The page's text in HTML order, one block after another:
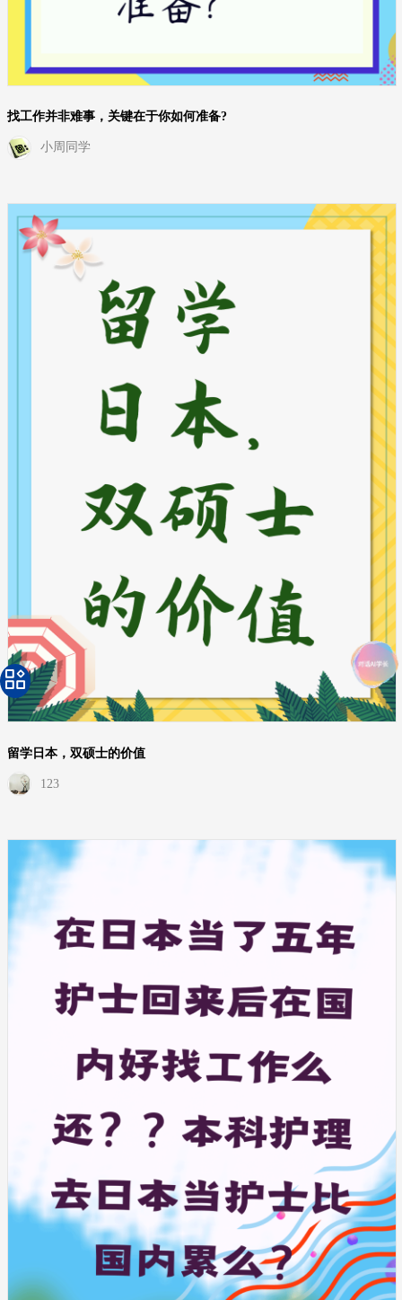
找工作并非难事，关键在于你如何准备?
小周同学
留学日本，双硕士的价值
123